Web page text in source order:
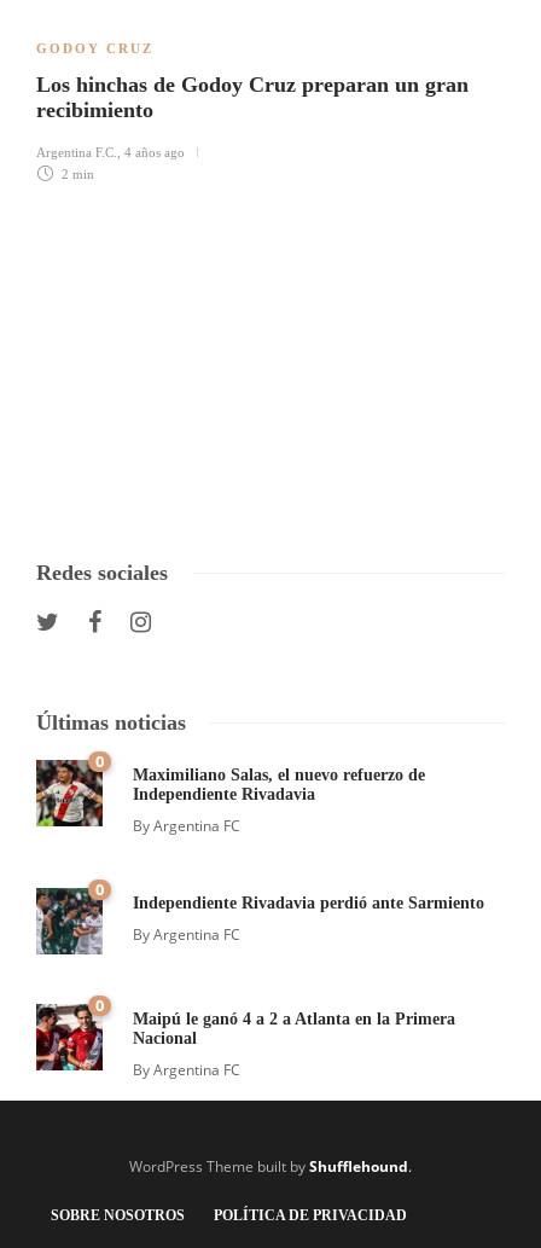
GODOY CRUZ
Los hinchas de Godoy Cruz preparan un gran
recibimiento
Argentina F.C.
4 años ago
2 min
Redes sociales
Últimas noticias
0
Maximiliano Salas, el nuevo refuerzo de
Independiente Rivadavia
ByArgentina FC
0
Independiente Rivadavia perdió ante Sarmiento
ByArgentina FC
0
Maipú le ganó 4 a 2 a Atlanta en la Primera
Nacional
ByArgentina FC
WordPress Theme built byShufflehound.
SOBRE NOSOTROS POLÍTICA DE PRIVACIDAD